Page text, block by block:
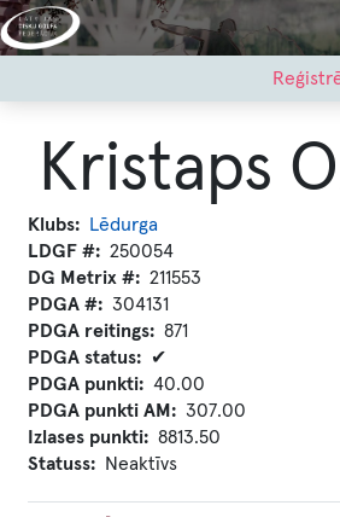
Pārlekt
uz
menu
Kristaps
Klubs
Lēdurga
LDGF #
250054
DG Metrix #
211553
PDGA #
304131
PDGA reitings
871
PDGA status
✔
PDGA punkti
40.00
PDGA punkti AM
307.00
Izlases punkti
8813.50
Statuss
Neaktīvs